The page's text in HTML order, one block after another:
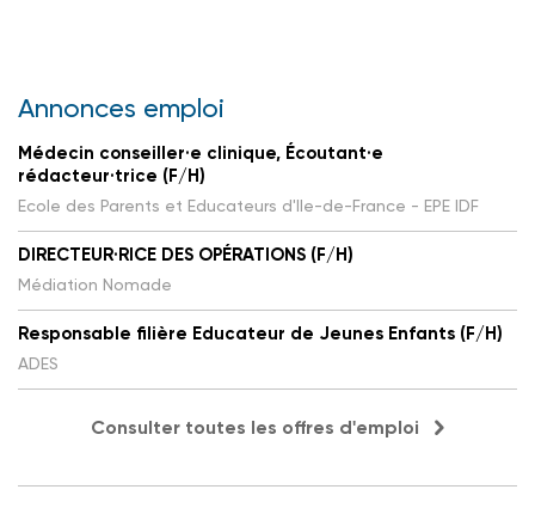
Annonces emploi
Médecin conseiller·e clinique, Écoutant·e
rédacteur·trice (F/H)
Ecole des Parents et Educateurs d'Ile-de-France - EPE IDF
DIRECTEUR·RICE DES OPÉRATIONS (F/H)
Médiation Nomade
Responsable filière Educateur de Jeunes Enfants (F/H)
ADES
Consulter toutes les offres d'emploi